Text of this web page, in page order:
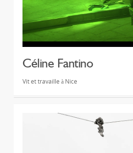
Céline Fantino
Vit et travaille à Nice